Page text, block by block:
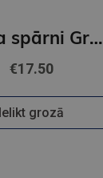
Gulbja spārni Grāmata par Aivaru Gulbi
€17.50
Ielikt grozā